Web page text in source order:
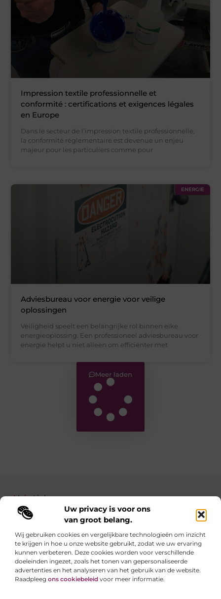
Uw privacy is voor ons
van groot belang.
Wij gebruiken cookies en vergelijkbare technologieën om inzicht
te krijgen in hoe u onze website gebruikt, zodat we uw ervaring
kunnen verbeteren. Deze cookies worden voor verschillende
doeleinden ingezet, zoals het tonen van gepersonaliseerde
advertenties en het analyseren van het gebruik van de website.
Raadpleeg ons cookiebeleid voor meer informatie.
Impression textile professionnelle et
conformité : certifications et exigences légales
en Europe
Dans le secteur de l’impression textile professionnelle,
la conformité réglementaire est devenue un enjeu
majeur pour les particuliers comme pour
ENERGIE
Adviesbureau voor energie voor veilige
oplossingen
Veiligheid speelt een belangrijke rol binnen elke
energieoplossing. Een professioneel adviesbureau voor
energie helpt u niet alleen om efficiënter met
Meer laden
Main Links
Linkzoekertjes.be brengt je elke dag iets nieuws
Inspirerende blogs en waardevolle tips voor een
slimmer en leuker internetgebruik.